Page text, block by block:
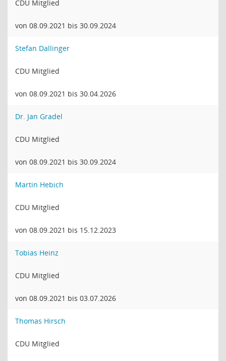
CDU Mitglied
von 08.09.2021 bis 30.09.2024
Stefan Dallinger
CDU Mitglied
von 08.09.2021 bis 30.04.2026
Dr. Jan Gradel
CDU Mitglied
von 08.09.2021 bis 30.09.2024
Martin Hebich
CDU Mitglied
von 08.09.2021 bis 15.12.2023
Tobias Heinz
CDU Mitglied
von 08.09.2021 bis 03.07.2026
Thomas Hirsch
CDU Mitglied